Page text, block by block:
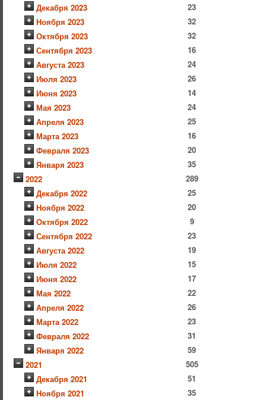
Декабря 2023
23
Ноября 2023
32
Октября 2023
32
Сентября 2023
16
Августа 2023
24
Июля 2023
26
Июня 2023
14
Мая 2023
24
Апреля 2023
25
Марта 2023
16
Февраля 2023
20
Января 2023
35
2022
289
Декабря 2022
25
Ноября 2022
20
Октября 2022
9
Сентября 2022
23
Августа 2022
19
Июля 2022
15
Июня 2022
17
Мая 2022
22
Апреля 2022
26
Марта 2022
23
Февраля 2022
31
Января 2022
59
2021
505
Декабря 2021
51
Ноября 2021
35